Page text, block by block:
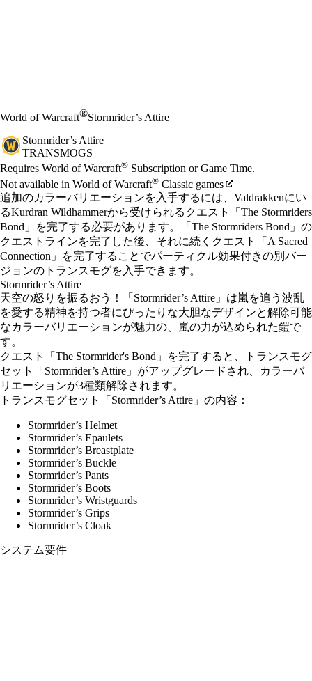
World of Warcraft®Stormrider’s Attire
Stormrider’s Attire
TRANSMOGS
価格
Available actions
Requires World of Warcraft® Subscription or Game Time.
Not available in World of Warcraft® Classic games
追加のカラーバリエーションを入手するには、Valdrakkenにい
るKurdran Wildhammerから受けられるクエスト「The Stormriders
Bond」を完了する必要があります。「The Stormriders Bond」の
クエストラインを完了した後、それに続くクエスト「A Sacred
Connection」を完了することでパーティクル効果付きの別バー
ジョンのトランスモグを入手できます。
Stormrider’s Attire
天空の怒りを振るおう！「Stormrider’s Attire」は嵐を追う波乱
を愛する精神を持つ者にぴったりな大胆なデザインと解除可能
なカラーバリエーションが魅力の、嵐の力が込められた鎧で
す。
クエスト「The Stormrider's Bond」を完了すると、トランスモグ
セット「Stormrider’s Attire」がアップグレードされ、カラーバ
リエーションが3種類解除されます。
トランスモグセット「Stormrider’s Attire」の内容：
Stormrider’s Helmet
Stormrider’s Epaulets
Stormrider’s Breastplate
Stormrider’s Buckle
Stormrider’s Pants
Stormrider’s Boots
Stormrider’s Wristguards
Stormrider’s Grips
Stormrider’s Cloak
システム要件